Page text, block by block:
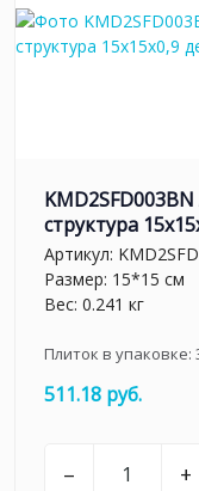
структура
Артикул:
Размер: 15*15 см
Вес: 0.241 кг
Плиток в упаковке:
511.18 руб.
– +